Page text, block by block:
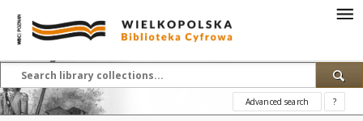
Advanced search ?